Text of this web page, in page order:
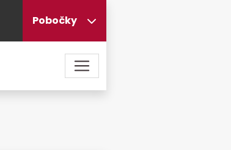
Pobočky